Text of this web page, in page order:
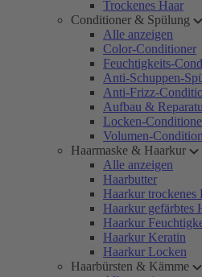
Trockenes Haar
Conditioner & Spülung
Alle anzeigen
Color-Conditioner
Feuchtigkeits-
Anti-Schuppen-
Anti-Frizz-
Aufbau &
Locken-
Volumen-
Haarmaske & Haarkur
Alle anzeigen
Haarbutter
Haarkur trockenes
Haarkur gefärbtes
Haarkur
Haarkur Keratin
Haarkur Locken
Haarbürsten & Kämme